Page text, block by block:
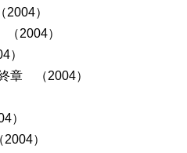
2004）
（2004）
）
終章 （2004）
）
2004）